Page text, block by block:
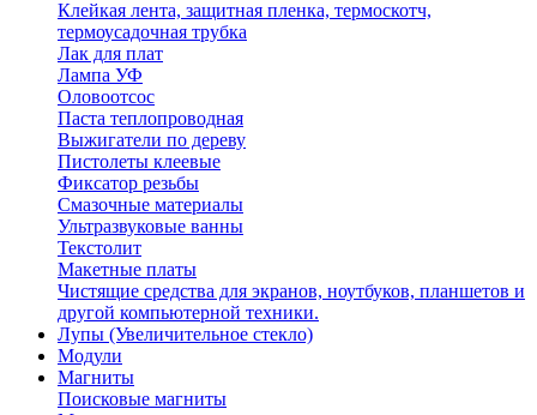
Клейкая лента, защитная пленка, термоскотч,
термоусадочная трубка
Лак для плат
Лампа УФ
Оловоотсос
Паста теплопроводная
Выжигатели по дереву
Пистолеты клеевые
Фиксатор резьбы
Смазочные материалы
Ультразвуковые ванны
Текстолит
Макетные платы
Чистящие средства для экранов, ноутбуков, планшетов и
другой компьютерной техники.
Лупы (Увеличительное стекло)
Модули
Магниты
Поисковые магниты